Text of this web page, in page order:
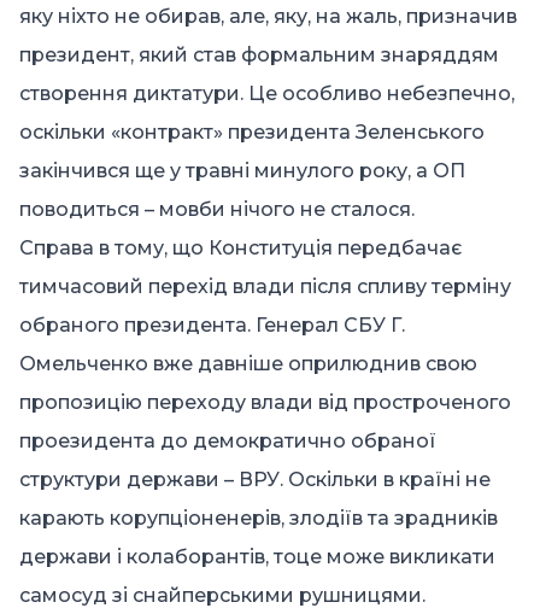
яку ніхто не обирав, але, яку, на жаль, призначив
президент, який став формальним знаряддям
створення диктатури. Це особливо небезпечно,
оскільки «контракт» президента Зеленського
закінчився ще у травні минулого року, а ОП
поводиться – мовби нічого не сталося.
Справа в тому, що Конституція передбачає
тимчасовий перехід влади після спливу терміну
обраного президента. Генерал СБУ Г.
Омельченко вже давніше оприлюднив свою
пропозицію переходу влади від простроченого
проезидента до демократично обраної
структури держави – ВРУ. Оскільки в країні не
карають корупціоненерів, злодіїв та зрадників
держави і колаборантів, тоце може викликати
самосуд зі снайперськими рушницями.